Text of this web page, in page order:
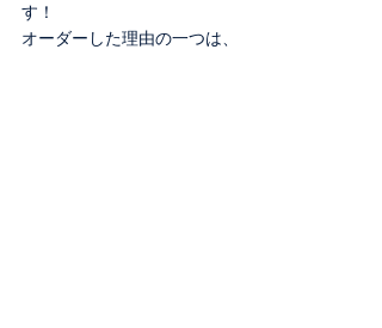
す！
オーダーした理由の一つは、